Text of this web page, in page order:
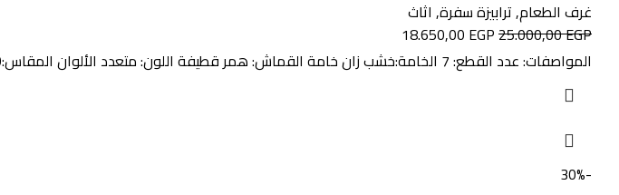
غرف الطعام,ترابيزة سفرة, اثاث
25.000,00EGP
18.650,00 EGP
المواصفات: عدد القطع: 7 الخامة:خشب زان خامة القماش: همر قطيفة اللون: متعدد الألوان المقاس:150*88*79
-30%